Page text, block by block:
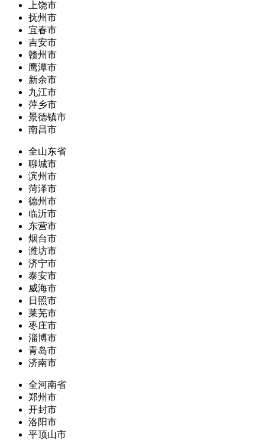
上饶市
抚州市
宜春市
吉安市
赣州市
鹰潭市
新余市
九江市
萍乡市
景德镇市
南昌市
全山东省
聊城市
滨州市
菏泽市
德州市
临沂市
东营市
烟台市
潍坊市
济宁市
泰安市
威海市
日照市
莱芜市
枣庄市
淄博市
青岛市
济南市
全河南省
郑州市
开封市
洛阳市
平顶山市